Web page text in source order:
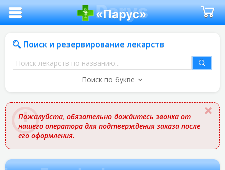
Поиск и резервирование лекарств
Поиск
лекарств
названию
Поиск по букве
Пожалуйста, обязательно дождитесь звонка от
нашего оператора для подтверждения заказа после
его оформления.